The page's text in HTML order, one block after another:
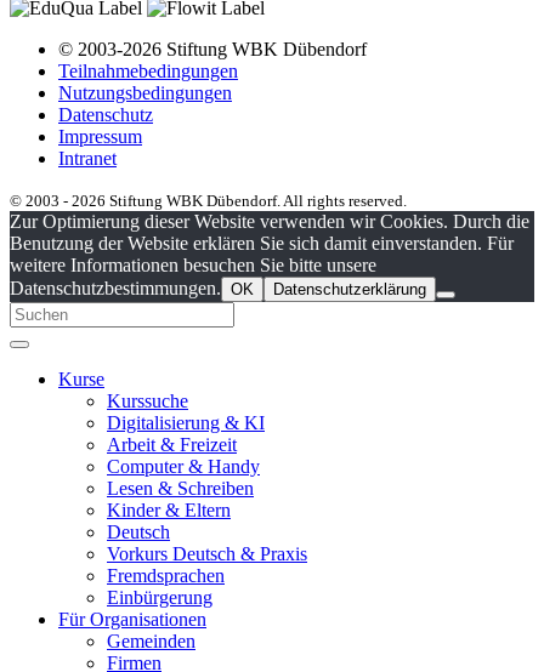
© 2003-2026 Stiftung WBK Dübendorf
Teilnahmebedingungen
Nutzungsbedingungen
Datenschutz
Impressum
Intranet
© 2003 - 2026 Stiftung WBK Dübendorf. All rights reserved.
Zur Optimierung dieser Website verwenden wir Cookies. Durch die
Benutzung der Website erklären Sie sich damit einverstanden. Für
weitere Informationen besuchen Sie bitte unsere
Datenschutzbestimmungen. OK Datenschutzerklärung
Kurse
Kurssuche
Digitalisierung & KI
Arbeit & Freizeit
Computer & Handy
Lesen & Schreiben
Kinder & Eltern
Deutsch
Vorkurs Deutsch & Praxis
Fremdsprachen
Einbürgerung
Für Organisationen
Gemeinden
Firmen